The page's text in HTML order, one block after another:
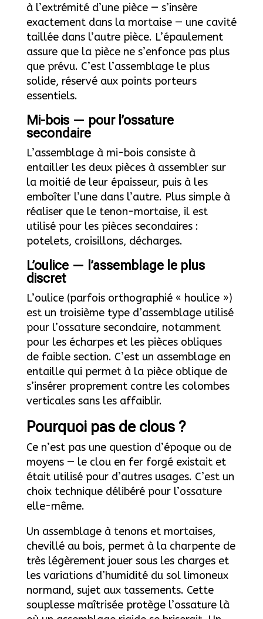
à l’extrémité d’une pièce — s’insère
exactement dans la mortaise — une cavité
taillée dans l’autre pièce. L’épaulement
assure que la pièce ne s’enfonce pas plus
que prévu. C’est l’assemblage le plus
solide, réservé aux points porteurs
essentiels.
Mi-bois — pour l’ossature
secondaire
L’assemblage à mi-bois consiste à
entailler les deux pièces à assembler sur
la moitié de leur épaisseur, puis à les
emboîter l’une dans l’autre. Plus simple à
réaliser que le tenon-mortaise, il est
utilisé pour les pièces secondaires :
potelets, croisillons, décharges.
L’oulice — l’assemblage le plus
discret
L’oulice (parfois orthographié « houlice »)
est un troisième type d’assemblage utilisé
pour l’ossature secondaire, notamment
pour les écharpes et les pièces obliques
de faible section. C’est un assemblage en
entaille qui permet à la pièce oblique de
s’insérer proprement contre les colombes
verticales sans les affaiblir.
Pourquoi pas de clous ?
Ce n’est pas une question d’époque ou de
moyens — le clou en fer forgé existait et
était utilisé pour d’autres usages. C’est un
choix technique délibéré pour l’ossature
elle-même.
Un assemblage à tenons et mortaises,
chevillé au bois, permet à la charpente de
très légèrement jouer sous les charges et
les variations d’humidité du sol limoneux
normand, sujet aux tassements. Cette
souplesse maîtrisée protège l’ossature là